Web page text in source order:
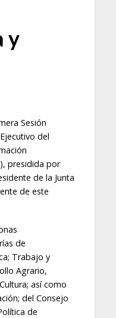
y
Sesión
del
), presidida por
de la Junta
de este
de
Trabajo y
Agrario,
así como
del Consejo
de